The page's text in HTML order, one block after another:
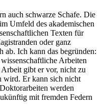
auch schwarze Schafe. Die
Umfeld des akademischen
Texten für
oder ganz
ab. Ich kann das begründen:
Arbeiten
gibt er vor, nicht zu
wird. Er kann sich nicht
werden
mit fremden Federn